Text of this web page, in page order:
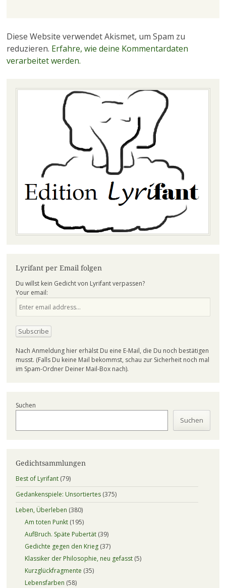
Diese Website verwendet Akismet, um Spam zu
reduzieren. Erfahre, wie deine Kommentardaten
verarbeitet werden.
Lyrifant per Email folgen
Du willst kein Gedicht von Lyrifant verpassen?
Your email:
Nach Anmeldung hier erhälst Du eine E-Mail, die Du noch bestätigen
musst. (Falls Du keine Mail bekommst, schau zur Sicherheit noch mal
im Spam-Ordner Deiner Mail-Box nach).
Suchen
Suchen
Gedichtsammlungen
Best of Lyrifant(79)
Gedankenspiele: Unsortiertes(375)
Leben, Überleben (380)
Am toten Punkt(195)
AufBruch. Späte Pubertät(39)
Gedichte gegen den Krieg(37)
Klassiker der Philosophie, neu gefasst(5)
Kurzglückfragmente (35)
Lebensfarben (58)